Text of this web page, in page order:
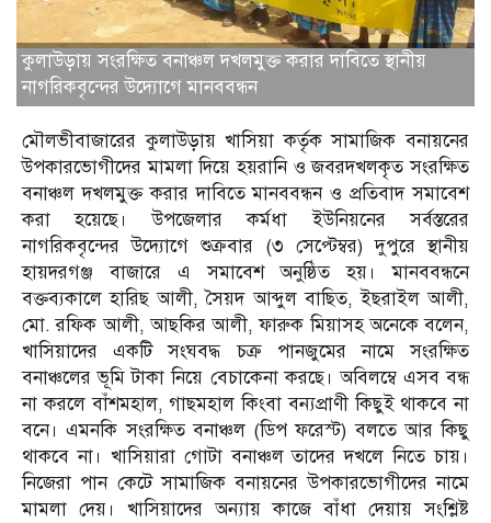
কুলাউড়ায় সংরক্ষিত বনাঞ্চল দখলমুক্ত করার দাবিতে স্থানীয়
নাগরিকবৃন্দের উদ্যোগে মানববন্ধন
মৌলভীবাজারের কুলাউড়ায় খাসিয়া কর্তৃক সামাজিক বনায়নের
উপকারভোগীদের মামলা দিয়ে হয়রানি ও জবরদখলকৃত সংরক্ষিত
বনাঞ্চল দখলমুক্ত করার দাবিতে মানববন্ধন ও প্রতিবাদ সমাবেশ
করা হয়েছে। উপজেলার কর্মধা ইউনিয়নের সর্বস্তরের
নাগরিকবৃন্দের উদ্যোগে শুক্রবার (৩ সেপ্টেম্বর) দুপুরে স্থানীয়
হায়দরগঞ্জ বাজারে এ সমাবেশ অনুষ্ঠিত হয়। মানববন্ধনে
বক্তব্যকালে হারিছ আলী, সৈয়দ আব্দুল বাছিত, ইছরাইল আলী,
মো. রফিক আলী, আছকির আলী, ফারুক মিয়াসহ অনেকে বলেন,
খাসিয়াদের একটি সংঘবদ্ধ চক্র পানজুমের নামে সংরক্ষিত
বনাঞ্চলের ভূমি টাকা নিয়ে বেচাকেনা করছে। অবিলম্বে এসব বন্ধ
না করলে বাঁশমহাল, গাছমহাল কিংবা বন্যপ্রাণী কিছুই থাকবে না
বনে। এমনকি সংরক্ষিত বনাঞ্চল (ডিপ ফরেস্ট) বলতে আর কিছু
থাকবে না। খাসিয়ারা গোটা বনাঞ্চল তাদের দখলে নিতে চায়।
নিজেরা পান কেটে সামাজিক বনায়নের উপকারভোগীদের নামে
মামলা দেয়। খাসিয়াদের অন্যায় কাজে বাঁধা দেয়ায় সংশ্লিষ্ট